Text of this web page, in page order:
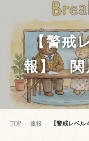
【警戒
報】 関
TOP > 速報 > 【警戒レベ